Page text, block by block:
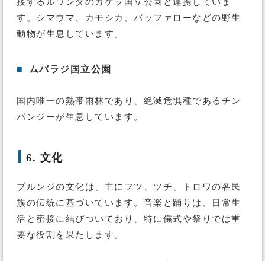
す。シマウマ、カモシカ、バッファローなどの野生
動物が生息しています。
■ ムバラジ国立公園
国内唯一の熱帯雨林であり、絶滅危惧種であるチン
パンジーが生息しています。
6. 文化
ブルンジの文化は、主にフツ、ツチ、トロワの各民
族の伝統に基づいています。音楽と踊りは、日常生
活と密接に結びついており、特に儀式や祭りでは重
要な役割を果たします。